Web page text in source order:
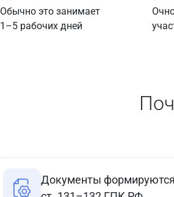
Обычно это занимает
1–5 рабочих дней
Документы